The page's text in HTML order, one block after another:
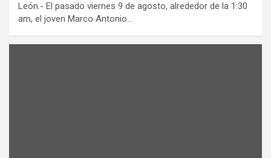
León.- El pasado viernes 9 de agosto, alrededor de la 1:30
am, el joven Marco Antonio…